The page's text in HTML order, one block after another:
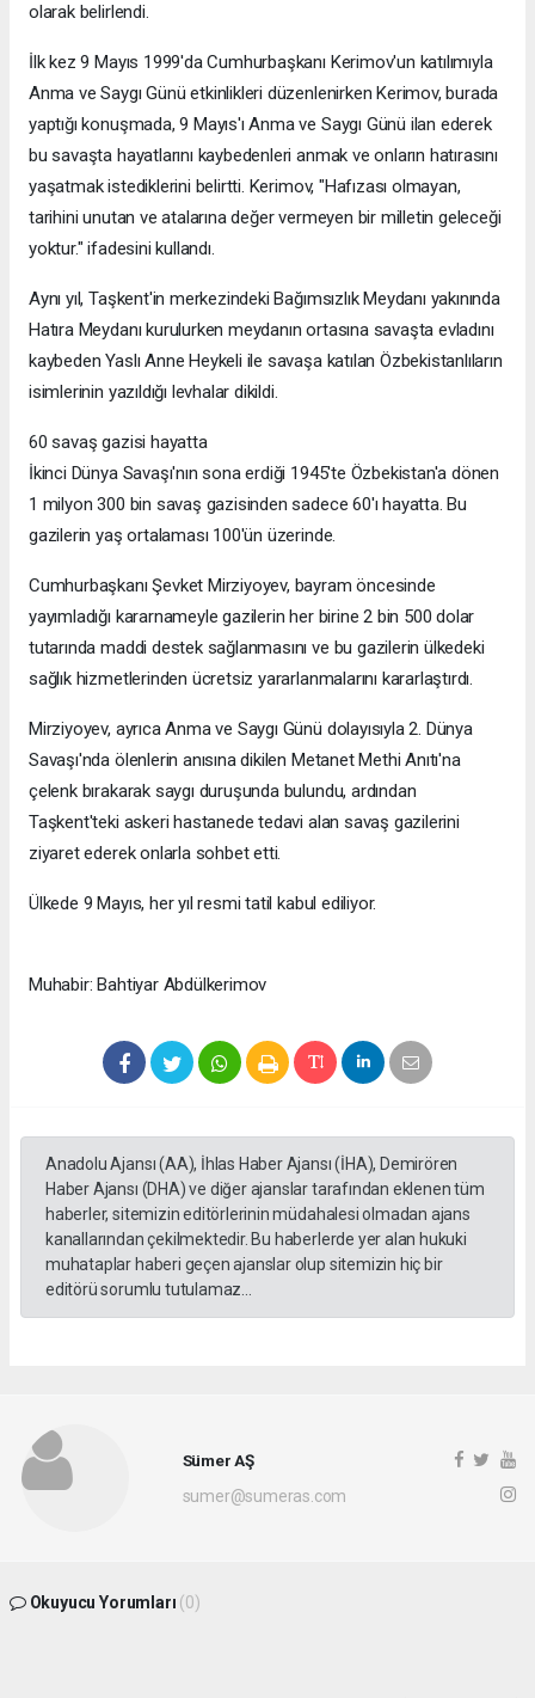
olarak belirlendi.
İlk kez 9 Mayıs 1999'da Cumhurbaşkanı Kerimov'un katılımıyla
Anma ve Saygı Günü etkinlikleri düzenlenirken Kerimov, burada
yaptığı konuşmada, 9 Mayıs'ı Anma ve Saygı Günü ilan ederek
bu savaşta hayatlarını kaybedenleri anmak ve onların hatırasını
yaşatmak istediklerini belirtti. Kerimov, "Hafızası olmayan,
tarihini unutan ve atalarına değer vermeyen bir milletin geleceği
yoktur." ifadesini kullandı.
Aynı yıl, Taşkent'in merkezindeki Bağımsızlık Meydanı yakınında
Hatıra Meydanı kurulurken meydanın ortasına savaşta evladını
kaybeden Yaslı Anne Heykeli ile savaşa katılan Özbekistanlıların
isimlerinin yazıldığı levhalar dikildi.
60 savaş gazisi hayatta
İkinci Dünya Savaşı'nın sona erdiği 1945'te Özbekistan'a dönen
1 milyon 300 bin savaş gazisinden sadece 60'ı hayatta. Bu
gazilerin yaş ortalaması 100'ün üzerinde.
Cumhurbaşkanı Şevket Mirziyoyev, bayram öncesinde
yayımladığı kararnameyle gazilerin her birine 2 bin 500 dolar
tutarında maddi destek sağlanmasını ve bu gazilerin ülkedeki
sağlık hizmetlerinden ücretsiz yararlanmalarını kararlaştırdı.
Mirziyoyev, ayrıca Anma ve Saygı Günü dolayısıyla 2. Dünya
Savaşı'nda ölenlerin anısına dikilen Metanet Methi Anıtı'na
çelenk bırakarak saygı duruşunda bulundu, ardından
Taşkent'teki askeri hastanede tedavi alan savaş gazilerini
ziyaret ederek onlarla sohbet etti.
Ülkede 9 Mayıs, her yıl resmi tatil kabul ediliyor.
Muhabir: Bahtiyar Abdülkerimov
Anadolu Ajansı (AA), İhlas Haber Ajansı (İHA), Demirören
Haber Ajansı (DHA) ve diğer ajanslar tarafından eklenen tüm
haberler, sitemizin editörlerinin müdahalesi olmadan ajans
kanallarından çekilmektedir. Bu haberlerde yer alan hukuki
muhataplar haberi geçen ajanslar olup sitemizin hiç bir
editörü sorumlu tutulamaz...
Sümer AŞ
sumer@sumeras.com
Okuyucu Yorumları (0)